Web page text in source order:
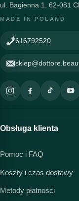
ul. Bagienna 1, 62-081
MADE IN POLAND
616792520
Obsługa klienta
Pomoc i FAQ
Koszty i czas dostawy
Metody płatności